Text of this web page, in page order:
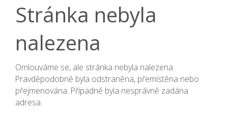
Stránka nebyla
nalezena
Omlouváme se, ale stránka nebyla nalezena.
Pravděpodobně byla odstraněna, přemístěna nebo
přejmenována. Případně byla nesprávně zadána
adresa.